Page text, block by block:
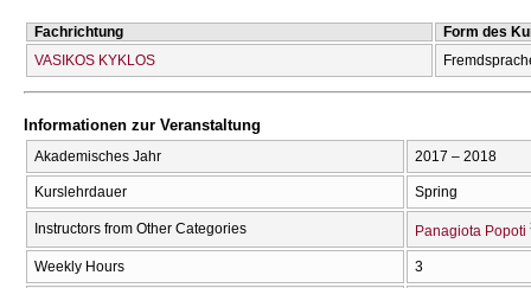
Fachrichtung
Form des
VASIKOS KYKLOS
Informationen zur Veranstaltung
Akademisches Jahr 2017 – 2018
Kurslehrdauer Spring
Instructors from Other Categories Panagiota Popoti
Weekly Hours 3